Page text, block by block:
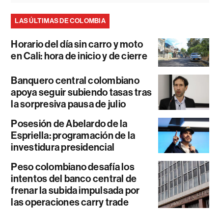
LAS ÚLTIMAS DE COLOMBIA
Horario del día sin carro y moto
en Cali: hora de inicio y de cierre
Banquero central colombiano
apoya seguir subiendo tasas tras
la sorpresiva pausa de julio
Posesión de Abelardo de la
Espriella: programación de la
investidura presidencial
Peso colombiano desafía los
intentos del banco central de
frenar la subida impulsada por
las operaciones carry trade